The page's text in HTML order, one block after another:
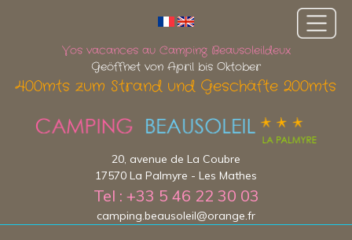
Vos vacances au Camping Beausoleildeux
Geöffnet von April bis Oktober
400mts zum Strand und Geschäfte 200mts
20, avenue de La Coubre
17570 La Palmyre - Les Mathes
Tel : +33 5 46 22 30 03
camping.beausoleil@orange.fr